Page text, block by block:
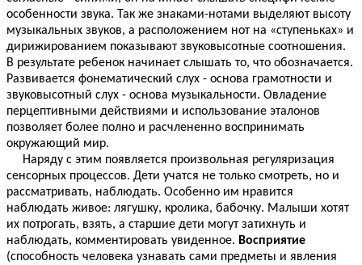
особенности звука. Так же знаками-нотами выделяют высоту
музыкальных звуков, а расположением нот на «ступеньках» и
дирижированием показывают звуковысотные соотношения.
В результате ребенок начинает слышать то, что обозначается.
Развивается фонематический слух - основа грамотности и
звуковысотный слух - основа музыкальности. Овладение
перцептивными действиями и использование эталонов
позволяет более полно и расчлененно воспринимать
окружающий мир.
Наряду с этим появляется произвольная регуляризация
сенсорных процессов. Дети учатся не только смотреть, но и
рассматривать, наблюдать. Особенно им нравится
наблюдать живое: лягушку, кролика, бабочку. Малыши хотят
их потрогать, взять, а старшие дети могут затихнуть и
наблюдать, комментировать увиденное. Восприятие
(способность человека узнавать сами предметы и явления